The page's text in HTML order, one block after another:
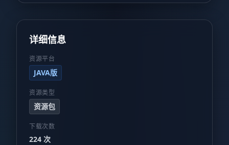
详细信息
资源平台
JAVA版
资源类型
资源包
下载次数
224 次